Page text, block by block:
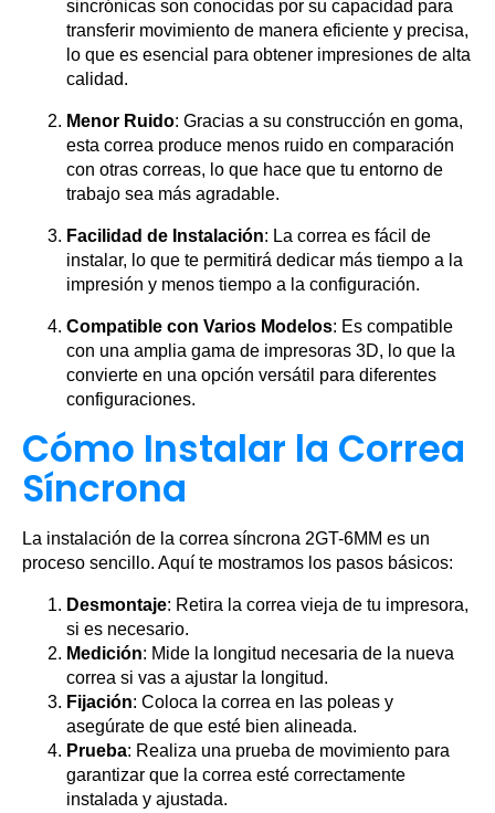
sincrónicas son conocidas por su capacidad para
transferir movimiento de manera eficiente y precisa,
lo que es esencial para obtener impresiones de alta
calidad.
Menor Ruido: Gracias a su construcción en goma,
esta correa produce menos ruido en comparación
con otras correas, lo que hace que tu entorno de
trabajo sea más agradable.
Facilidad de Instalación: La correa es fácil de
instalar, lo que te permitirá dedicar más tiempo a la
impresión y menos tiempo a la configuración.
Compatible con Varios Modelos: Es compatible
con una amplia gama de impresoras 3D, lo que la
convierte en una opción versátil para diferentes
configuraciones.
Cómo Instalar la Correa
Síncrona
La instalación de la correa síncrona 2GT-6MM es un
proceso sencillo. Aquí te mostramos los pasos básicos:
Desmontaje: Retira la correa vieja de tu impresora,
si es necesario.
Medición: Mide la longitud necesaria de la nueva
correa si vas a ajustar la longitud.
Fijación: Coloca la correa en las poleas y
asegúrate de que esté bien alineada.
Prueba: Realiza una prueba de movimiento para
garantizar que la correa esté correctamente
instalada y ajustada.